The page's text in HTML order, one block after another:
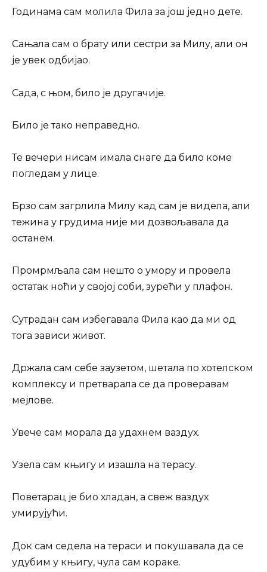
Годинама сам молила Фила за још једно дете.
Сањала сам о брату или сестри за Милу, али он
је увек одбијао.
Сада, с њом, било је другачије.
Било је тако неправедно.
Те вечери нисам имала снаге да било коме
погледам у лице.
Брзо сам загрлила Милу кад сам је видела, али
тежина у грудима није ми дозвољавала да
останем.
Промрмљала сам нешто о умору и провела
остатак ноћи у својој соби, зурећи у плафон.
Сутрадан сам избегавала Фила као да ми од
тога зависи живот.
Држала сам себе заузетом, шетала по хотелском
комплексу и претварала се да проверавам
мејлове.
Увече сам морала да удахнем ваздух.
Узела сам књигу и изашла на терасу.
Поветарац је био хладан, а свеж ваздух
умирујући.
Док сам седела на тераси и покушавала да се
удубим у књигу, чула сам кораке.